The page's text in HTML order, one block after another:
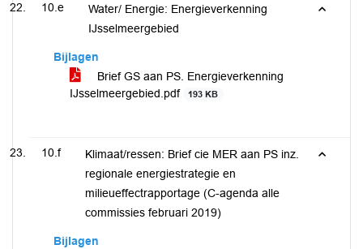
10.e
Water/ Energie: Energieverkenning
IJsselmeergebied
Bijlagen
Brief GS aan PS. Energieverkenning
IJsselmeergebied.pdf
193 KB
10.f
Klimaat/ressen: Brief cie MER aan PS inz.
regionale energiestrategie en
milieueffectrapportage (C-agenda alle
commissies februari 2019)
Bijlagen